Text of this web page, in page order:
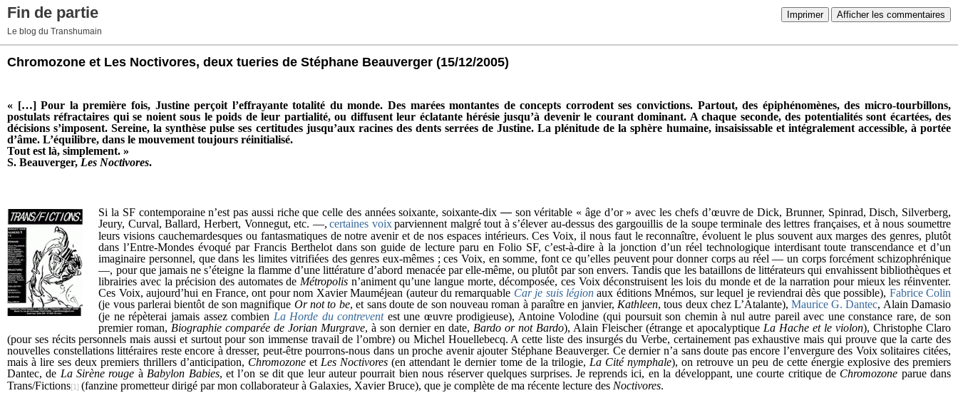
Imprimer Afficher les commentaires
Fin de partie
Le blog du Transhumain
Chromozone et Les Noctivores, deux tueries de Stéphane Beauverger (15/12/2005)
« […] Pour la première fois, Justine perçoit l’effrayante totalité du monde. Des marées montantes de concepts corrodent ses convictions. Partout, des épiphénomènes, des micro-tourbillons,
postulats réfractaires qui se noient sous le poids de leur partialité, ou diffusent leur éclatante hérésie jusqu’à devenir le courant dominant. A chaque seconde, des potentialités sont écartées, des
décisions s’imposent. Sereine, la synthèse pulse ses certitudes jusqu’aux racines des dents serrées de Justine. La plénitude de la sphère humaine, insaisissable et intégralement accessible, à portée
d’âme. L’équilibre, dans le mouvement toujours réinitialisé.
Tout est là, simplement. »
S. Beauverger, Les Noctivores.
Si la SF contemporaine n’est pas aussi riche que celle des années soixante, soixante-dix — son véritable « âge d’or » avec les chefs d’œuvre de Dick, Brunner, Spinrad, Disch, Silverberg,
Jeury, Curval, Ballard, Herbert, Vonnegut, etc. ―, certaines voix parviennent malgré tout à s’élever au-dessus des gargouillis de la soupe terminale des lettres françaises, et à nous soumettre
leurs visions cauchemardesques ou fantasmatiques de notre avenir et de nos espaces intérieurs. Ces Voix, il nous faut le reconnaître, évoluent le plus souvent aux marges des genres, plutôt
dans l’Entre-Mondes évoqué par Francis Berthelot dans son guide de lecture paru en Folio SF, c’est-à-dire à la jonction d’un réel technologique interdisant toute transcendance et d’un
imaginaire personnel, que dans les limites vitrifiées des genres eux-mêmes ; ces Voix, en somme, font ce qu’elles peuvent pour donner corps au réel ― un corps forcément schizophrénique
―, pour que jamais ne s’éteigne la flamme d’une littérature d’abord menacée par elle-même, ou plutôt par son envers. Tandis que les bataillons de littérateurs qui envahissent bibliothèques et
librairies avec la précision des automates de Métropolisn’animent qu’une langue morte, décomposée, ces Voix déconstruisent les lois du monde et de la narration pour mieux les réinventer.
Ces Voix, aujourd’hui en France, ont pour nom Xavier Mauméjean (auteur du remarquable Car je suis légion aux éditions Mnémos, sur lequel je reviendrai dès que possible), Fabrice Colin
(je vous parlerai bientôt de son magnifique Or not to be, et sans doute de son nouveau roman à paraître en janvier, Kathleen, tous deux chez L’Atalante), Maurice G. Dantec, Alain Damasio
(je ne répèterai jamais assez combien La Horde du contreventest une œuvre prodigieuse), Antoine Volodine (qui poursuit son chemin à nul autre pareil avec une constance rare, de son
premier roman, Biographie comparée de Jorian Murgrave, à son dernier en date, Bardo or not Bardo), Alain Fleischer (étrange et apocalyptique La Hache et le violon), Christophe Claro
(pour ses récits personnels mais aussi et surtout pour son immense travail de l’ombre) ou Michel Houellebecq. A cette liste des insurgés du Verbe, certainement pas exhaustive mais qui prouve que la carte des
nouvelles constellations littéraires reste encore à dresser, peut-être pourrons-nous dans un proche avenir ajouter Stéphane Beauverger. Ce dernier n’a sans doute pas encore l’envergure des Voix solitaires citées,
mais à lire ses deux premiers thrillers d’anticipation, Chromozoneet Les Noctivores (en attendant le dernier tome de la trilogie, La Cité nymphale), on retrouve un peu de cette énergie explosive des premiers
Dantec, de La Sirène rouge à Babylon Babies, et l’on se dit que leur auteur pourrait bien nous réserver quelques surprises. Je reprends ici, en la développant, une courte critique de Chromozone parue dans
Trans/Fictions[1] (fanzine prometteur dirigé par mon collaborateur à Galaxies, Xavier Bruce), que je complète de ma récente lecture des Noctivores.